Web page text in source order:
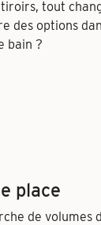
tout
des options
bain ?
place
de volumes